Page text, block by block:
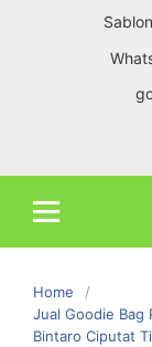
Home
Jual Goodie Bag
Bintaro Ciputat